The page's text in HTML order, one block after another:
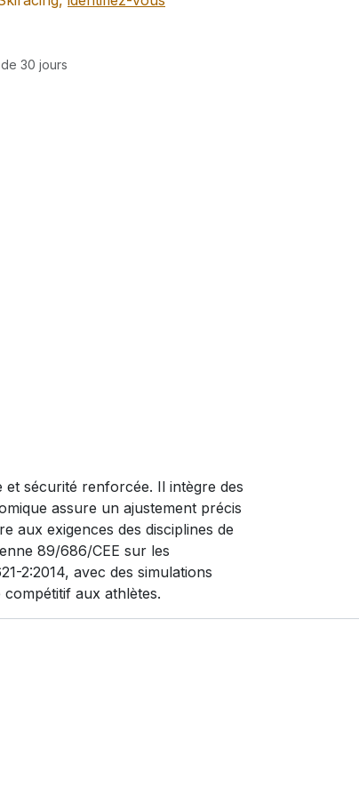
30 jours
sécurité renforcée. Il intègre des
assure un ajustement précis
aux exigences des disciplines de
89/686/CEE sur les
2:2014, avec des simulations
aux athlètes.